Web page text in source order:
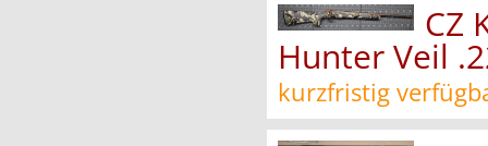
CZ
Hunter Veil
kurzfristig